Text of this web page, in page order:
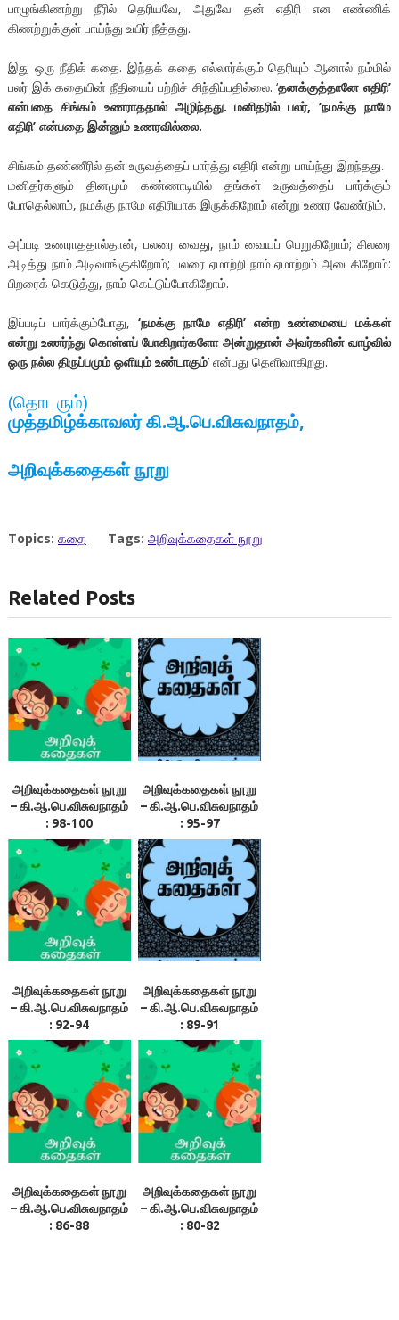
பாழுங்கிணற்று நீரில் தெரியவே, அதுவே தன் எதிரி என எண்ணிக்
கிணற்றுக்குள் பாய்ந்து உயிர் நீத்தது.
இது ஒரு நீதிக் கதை. இந்தக் கதை எல்லார்க்கும் தெரியும் ஆனால் நம்மில்
பலர் இக் கதையின் நீதியைப் பற்றிச் சிந்திப்பதில்லை. ‘தனக்குத்தானே எதிரி’
என்பதை சிங்கம் உணராததால் அழிந்தது. மனிதரில் பலர், ‘நமக்கு நாமே
எதிரி’ என்பதை இன்னும் உணரவில்லை.
சிங்கம் தண்ணீரில் தன் உருவத்தைப் பார்த்து எதிரி என்று பாய்ந்து இறந்தது.
மனிதர்களும் தினமும் கண்ணாடியில் தங்கள் உருவத்தைப் பார்க்கும்
போதெல்லாம், நமக்கு நாமே எதிரியாக இருக்கிறோம் என்று உணர வேண்டும்.
அப்படி உணராததால்தான், பலரை வைது, நாம் வையப் பெறுகிறோம்; சிலரை
அடித்து நாம் அடிவாங்குகிறோம்; பலரை ஏமாற்றி நாம் ஏமாற்றம் அடைகிறோம்:
பிறரைக் கெடுத்து, நாம் கெட்டுப்போகிறோம்.
இப்படிப் பார்க்கும்போது, ‘நமக்கு நாமே எதிரி’ என்ற உண்மையை மக்கள்
என்று உணர்ந்து கொள்ளப் போகிறார்களோ அன்றுதான் அவர்களின் வாழ்வில்
ஒரு நல்ல திருப்பமும் ஒளியும் உண்டாகும்’ என்பது தெளிவாகிறது.
(தொடரும்)
முத்தமிழ்க்காவலர் கி.ஆ.பெ.விசுவநாதம்,
அறிவுக்கதைகள் நூறு
Topics: கதை Tags: அறிவுக்கதைகள் நூறு
Related Posts
அறிவுக்கதைகள் நூறு
– கி.ஆ.பெ.விசுவநாதம்
: 98-100
அறிவுக்கதைகள் நூறு
– கி.ஆ.பெ.விசுவநாதம்
: 95-97
அறிவுக்கதைகள் நூறு
– கி.ஆ.பெ.விசுவநாதம்
: 92-94
அறிவுக்கதைகள் நூறு
– கி.ஆ.பெ.விசுவநாதம்
: 89-91
அறிவுக்கதைகள் நூறு
– கி.ஆ.பெ.விசுவநாதம்
: 86-88
அறிவுக்கதைகள் நூறு
– கி.ஆ.பெ.விசுவநாதம்
: 80-82